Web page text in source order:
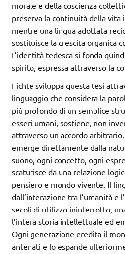
morale e della coscienza
preserva la continuità della vita
mentre una lingua adottata
sostituisce la crescita organica
L’identità tedesca si fonda
spirito, espressa attraverso la
Fichte sviluppa questa tesi
linguaggio che considera la
più profondo di un semplice
esseri umani, sostiene, non
attraverso un accordo
emerge direttamente dalla
suono, ogni concetto, ogni
scaturisce da una relazione
pensiero e mondo vivente. Il
dall’interazione tra l’umanità e
secoli di utilizzo ininterrotto,
l’intera storia intellettuale ed
Ogni generazione eredita il
antenati e lo espande